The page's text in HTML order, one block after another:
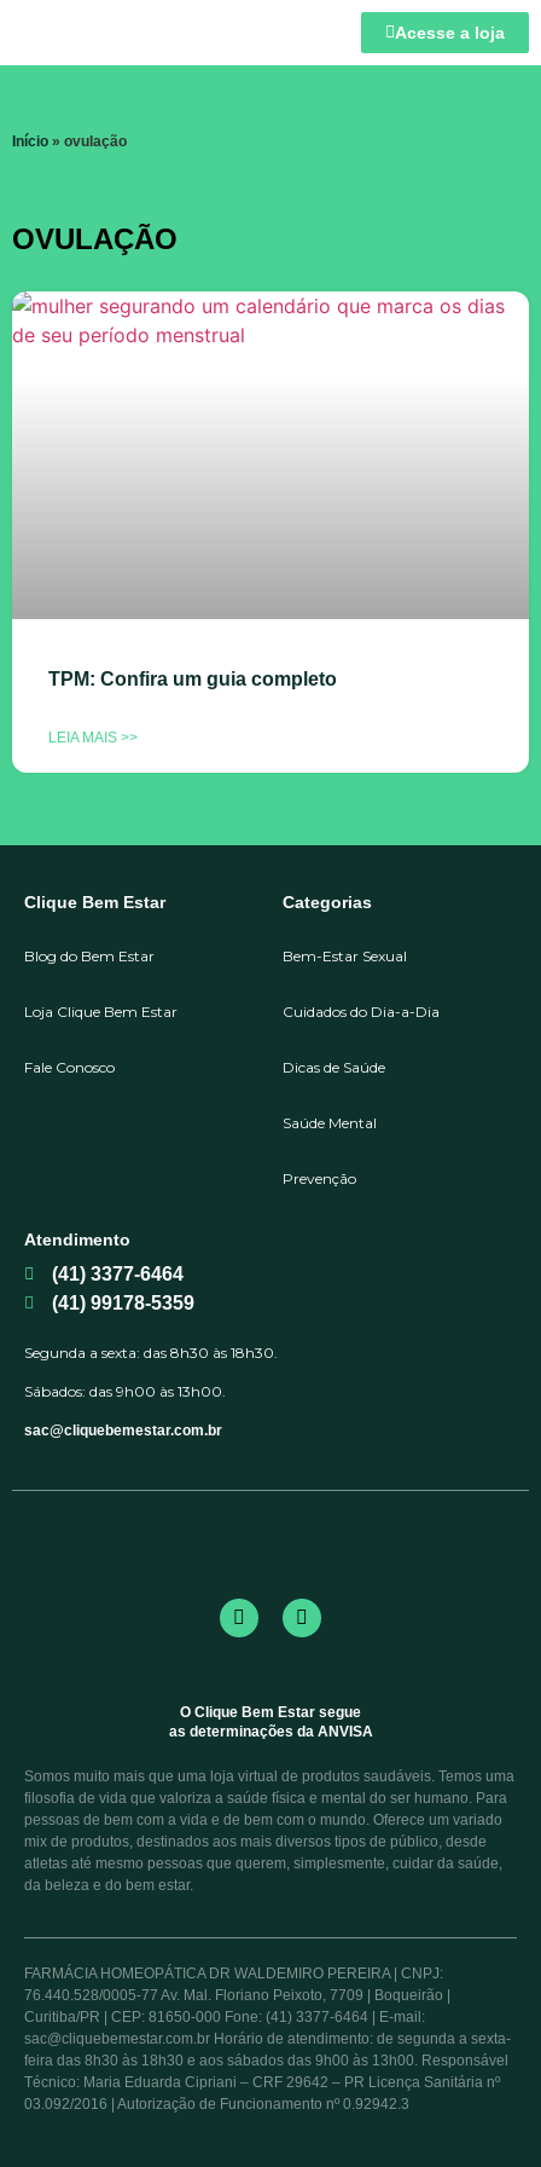
Acesse a loja
Início » ovulação
OVULAÇÃO
TPM: Confira um guia completo
LEIA MAIS >>
Clique Bem Estar
Blog do Bem Estar
Loja Clique Bem Estar
Fale Conosco
Categorias
Bem-Estar Sexual
Cuidados do Dia-a-Dia
Dicas de Saúde
Saúde Mental
Prevenção
Atendimento
(41) 3377-6464
(41) 99178-5359
Segunda a sexta: das 8h30 às 18h30.
Sábados: das 9h00 às 13h00.
sac@cliquebemestar.com.br
O Clique Bem Estar segue
as determinações da ANVISA
Somos muito mais que uma loja virtual de produtos saudáveis. Temos uma
filosofia de vida que valoriza a saúde física e mental do ser humano. Para
pessoas de bem com a vida e de bem com o mundo. Oferece um variado
mix de produtos, destinados aos mais diversos tipos de público, desde
atletas até mesmo pessoas que querem, simplesmente, cuidar da saúde,
da beleza e do bem estar.
FARMÁCIA HOMEOPÁTICA DR WALDEMIRO PEREIRA | CNPJ:
76.440.528/0005-77 Av. Mal. Floriano Peixoto, 7709 | Boqueirão |
Curitiba/PR | CEP: 81650-000 Fone: (41) 3377-6464 | E-mail:
sac@cliquebemestar.com.br Horário de atendimento: de segunda a sexta-
feira das 8h30 às 18h30 e aos sábados das 9h00 às 13h00. Responsável
Técnico: Maria Eduarda Cipriani – CRF 29642 – PR Licença Sanitária nº
03.092/2016 | Autorização de Funcionamento nº 0.92942.3